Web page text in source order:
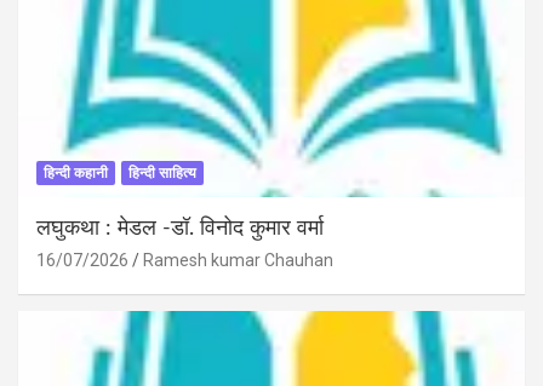
हिन्दी कहानी हिन्दी साहित्य
लघुकथा : मेडल -डॉ. विनोद कुमार वर्मा
16/07/2026 Ramesh kumar Chauhan